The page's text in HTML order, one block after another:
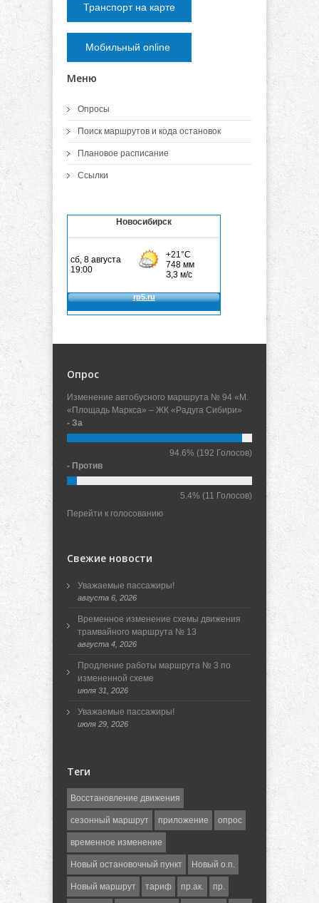
Транспорт на карте
Мобильный online
Меню
Опросы
Поиск маршрутов и кода остановок
Плановое расписание
Ссылки
Новосибирск
Опрос
Изменение автобусного маршрута № 94 «М.
«Площадь Маркса» – ЖК «Радуга Сибири»
- За
94.6% (192 Голосов)
- Против
5.4% (11 Голосов)
Перейти к голосованию
Свежие новости
Уважаемые пассажиры!
августа 6, 2026
Временное изменение схемы движения
трамвайного маршрута № 13
августа 4, 2026
Продление работы маршрута № 3 по
измененной схеме
июля 31, 2026
Уважаемые пассажиры!
июля 29, 2026
Теги
Восстановление движения
сезонный маршрут приложение опрос
временное изменение
Новый остановочный пункт Новый о.п.
Новый маршрут тариф пр.ак. пр.